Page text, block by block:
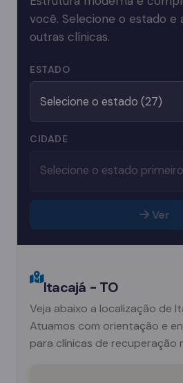
você. Selecione o estado e
outras clínicas.
ESTADO
CIDADE
Ver
Itacajá - TO
Veja abaixo a localização de
Atuamos com orientação e
para clínicas de recuperação